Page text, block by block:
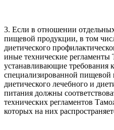
3. Если в отношении
пищевой продукции, в том
диетического
иные технические
устанавливающие требования
специализированной пищевой
диетического лечебного и
питания должны
технических регламентов
которых на них